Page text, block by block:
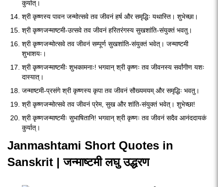
कुर्यात्।
श्री कृष्णस्य पावन जन्मोत्सवे तव जीवनं हर्ष और समृद्धिः यथास्ति। शुभेच्छा।
श्री कृष्णजन्माष्टमी-उत्सवे तव जीवनं हरितरंगस्य सुखशांति-संयुक्तं भवतु।
श्री कृष्णजन्मोत्सवे तव जीवनं सम्पूर्ण सुखशांति-संयुक्तं भवेत्। जन्माष्टमी
शुभाशयः।
श्री कृष्णजन्माष्टमीः शुभकामनाः! भगवान् श्री कृष्णः तव जीवनस्य सर्वांगीण यशः
दास्यात्।
जन्माष्टमी-प्रसंगे श्री कृष्णस्य कृपा तव जीवनं सौख्यमयम् और समृद्धिः भवतु।
श्री कृष्णजन्मोत्सवे तव जीवनं प्रेम, सुख और शांति-संयुक्तं भवेत्। शुभेच्छा!
श्री कृष्णजन्माष्टमीः सुभाषितानि! भगवान् श्री कृष्णः तव जीवनं सदैव आनंददायकं
कुर्यात्।
Janmashtami Short Quotes in
Sanskrit | जन्माष्टमी लघु उद्धरण